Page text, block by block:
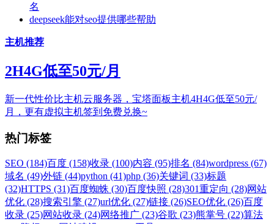
名
deepseek能对seo提供哪些帮助
主机推荐
2H4G低至50元/月
新一代性价比主机云服务器，宝塔面板主机4H4G低至50元/
月，更有虚拟主机签到免费兑换~
热门标签
SEO (184)百度 (158)收录 (100)内容 (95)排名 (84)wordpress (67)
域名 (49)外链 (44)python (41)php (36)关键词 (33)标题
(32)HTTPS (31)百度蜘蛛 (30)百度快照 (28)301重定向 (28)网站
优化 (28)搜索引擎 (27)url优化 (27)链接 (26)SEO优化 (26)百度
收录 (25)网站收录 (24)网络推广 (23)谷歌 (23)熊掌号 (22)算法